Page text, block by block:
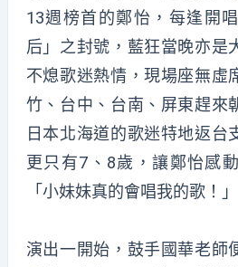
13週榜首的鄭怡，每逢開
后」之封號，藍狂當晚亦是
不熄歌迷熱情，現場座無虛
竹、台中、台南、屏東趕來
日本北海道的歌迷特地返台
更只有7、8歲，讓鄭怡感
「小妹妹真的會唱我的歌！」
演出一開始，鼓手國華老師